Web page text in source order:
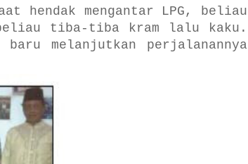
hendak mengantar LPG, beliau
tiba-tiba kram lalu kaku.
melanjutkan perjalanannya